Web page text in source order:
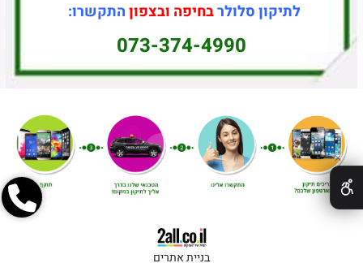
לתיקון סלולרבחיפה ובצפוןהתקשרו:
073-374-4990
בניית אתרים
✕